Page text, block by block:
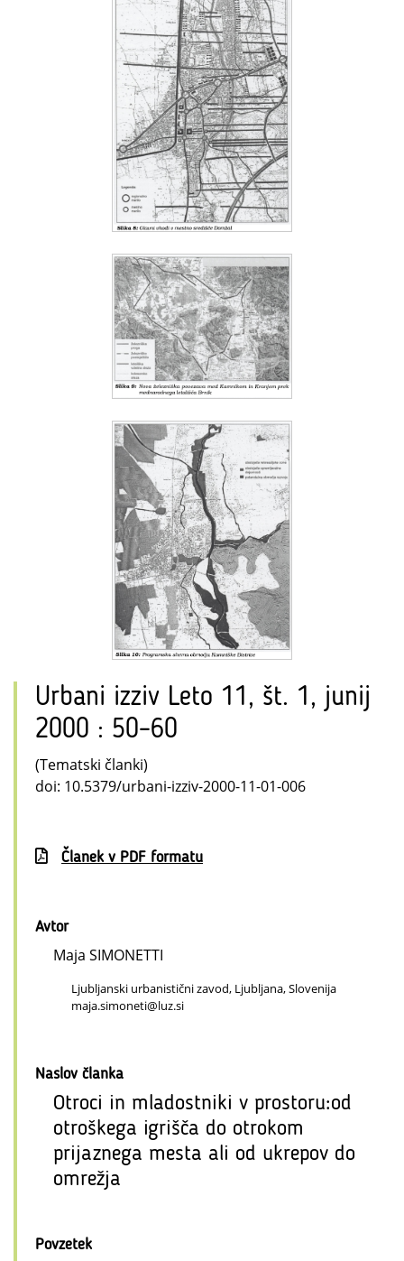
Urbani izziv Leto 11, št. 1, junij
2000 : 50–60
(Tematski članki)
doi: 10.5379/urbani-izziv-2000-11-01-006
Članek v PDF formatu
Avtor
Maja SIMONETTI
Ljubljanski urbanistični zavod, Ljubljana, Slovenija
maja.simoneti@luz.si
Naslov članka
Otroci in mladostniki v prostoru:od
otroškega igrišča do otrokom
prijaznega mesta ali od ukrepov do
omrežja
Povzetek